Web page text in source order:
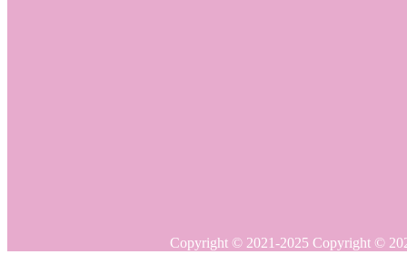
Copyright ©